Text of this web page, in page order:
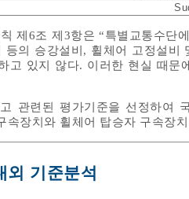
제6조 제3항은 “특별교통수단
등의 승강설비, 휠체어 고정설
고 있지 않다. 이러한 현실 때
관련된 평가기준을 선정하여
속장치와 휠체어 탑승자 구속장
외 기준분석